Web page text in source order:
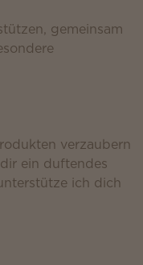
gemeinsam
verzaubern
ein duftendes
ich dich